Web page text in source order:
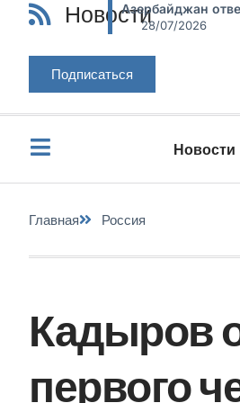
НовостиАзербайджан
28/07/2026
Подписаться
Новости
Главная Россия
Кадыров
первого